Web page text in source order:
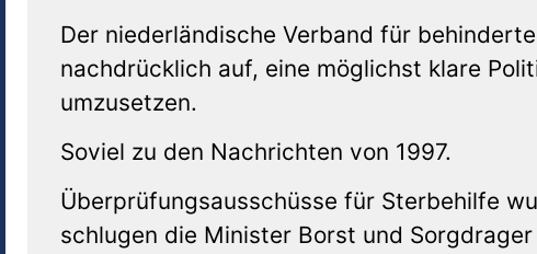
Der niederländische Verband für
nachdrücklich auf, eine möglichst klare
umzusetzen.
Soviel zu den Nachrichten von 1997.
Überprüfungsausschüsse für Sterbehilfe
schlugen die Minister Borst und